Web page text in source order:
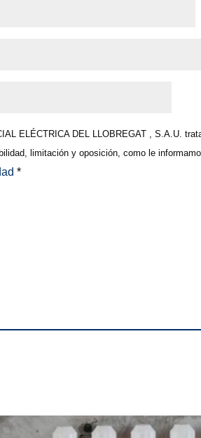
ELÉCTRICA DEL LLOBREGAT , S.A.U.
limitación y oposición, como le
*